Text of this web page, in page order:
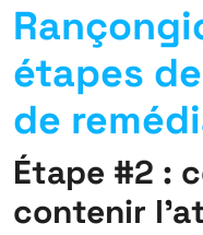
étapes
de
Étape #2 :
contenir